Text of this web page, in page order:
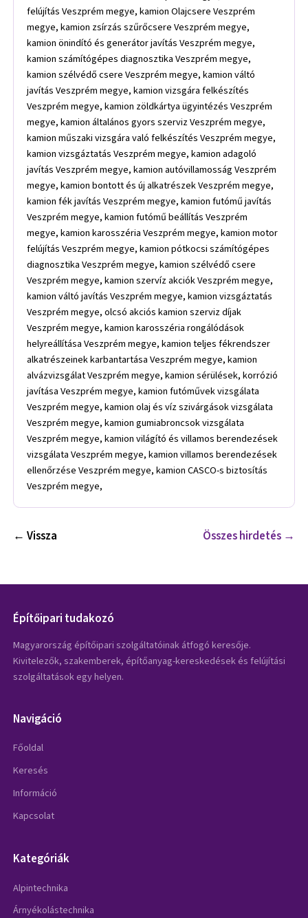
felújítás Veszprém megye, kamion Olajcsere Veszprém
megye, kamion zsírzás szűrőcsere Veszprém megye,
kamion önindító és generátor javítás Veszprém megye,
kamion számítógépes diagnosztika Veszprém megye,
kamion szélvédő csere Veszprém megye, kamion váltó
javítás Veszprém megye, kamion vizsgára felkészítés
Veszprém megye, kamion zöldkártya ügyintézés Veszprém
megye, kamion általános gyors szerviz Veszprém megye,
kamion műszaki vizsgára való felkészítés Veszprém megye,
kamion vizsgáztatás Veszprém megye, kamion adagoló
javítás Veszprém megye, kamion autóvillamosság Veszprém
megye, kamion bontott és új alkatrészek Veszprém megye,
kamion fék javítás Veszprém megye, kamion futómű javítás
Veszprém megye, kamion futómű beállítás Veszprém
megye, kamion karosszéria Veszprém megye, kamion motor
felújítás Veszprém megye, kamion pótkocsi számítógépes
diagnosztika Veszprém megye, kamion szélvédő csere
Veszprém megye, kamion szervíz akciók Veszprém megye,
kamion váltó javítás Veszprém megye, kamion vizsgáztatás
Veszprém megye, olcsó akciós kamion szerviz díjak
Veszprém megye, kamion karosszéria rongálódások
helyreállítása Veszprém megye, kamion teljes fékrendszer
alkatrészeinek karbantartása Veszprém megye, kamion
alvázvizsgálat Veszprém megye, kamion sérülések, korrózió
javítása Veszprém megye, kamion futóművek vizsgálata
Veszprém megye, kamion olaj és víz szivárgások vizsgálata
Veszprém megye, kamion gumiabroncsok vizsgálata
Veszprém megye, kamion világító és villamos berendezések
vizsgálata Veszprém megye, kamion villamos berendezések
ellenőrzése Veszprém megye, kamion CASCO-s biztosítás
Veszprém megye,
← Vissza Összes hirdetés →
Építőipari tudakozó
Magyarország építőipari szolgáltatóinak átfogó keresője.
Kivitelezők, szakemberek, építőanyag-kereskedések és felújítási
szolgáltatások egy helyen.
Navigáció
Főoldal
Keresés
Információ
Kapcsolat
Kategóriák
Alpintechnika
Árnyékolástechnika